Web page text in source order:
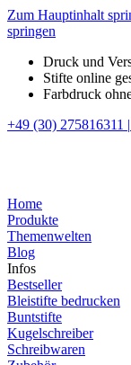
Zum Hauptinhalt
springen
Druck und
Stifte online
Farbdruck
+49 (30) 275816311 |
Home
Produkte
Themenwelten
Blog
Infos
Bestseller
Bleistifte bedrucken
Buntstifte
Kugelschreiber
Schreibwaren